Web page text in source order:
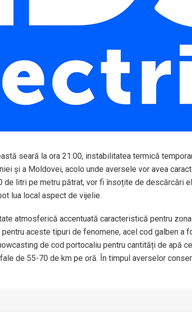
seară la ora 21:00, instabilitatea termică
și a Moldovei, acolo unde aversele vor avea
de litri pe metru pătrat, vor fi însoțite de descărcări
lua local aspect de vijelie.
atmosferică accentuată caracteristică pentru
aceste tipuri de fenomene, acel cod galben a
de cod portocaliu pentru cantități de apă
de 55-70 de km pe oră. În timpul averselor